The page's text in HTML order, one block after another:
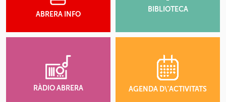
ABRERA INFO
BIBLIOTECA
RÀDIO ABRERA AGENDA D\'ACTIVITATS